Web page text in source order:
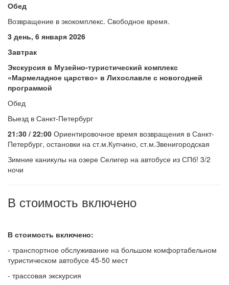
Обед
Возвращение в экокомплекс. Свободное время.
3 день, 6 января 2026
Завтрак
Экскурсия в Музейно-туристический комплекс
«Мармеладное царство» в Лихославле с новогодней
программой
Обед
Выезд в Санкт-Петербург
21:30 / 22:00 Ориентировочное время возвращения в Санкт-
Петербург, остановки на ст.м.Купчино, ст.м.Звенигородская
Зимние каникулы на озере Селигер на автобусе из СПб! 3/2
ночи
В стоимость включено
В стоимость включено:
- транспортное обслуживание на большом комфортабельном
туристическом автобусе 45-50 мест
- трассовая экскурсия